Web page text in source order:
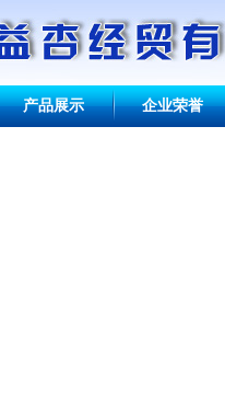
产品展示 企业荣誉